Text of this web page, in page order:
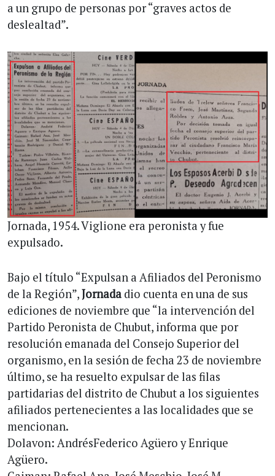
a un grupo de personas por “graves actos de
deslealtad”.
Jornada, 1954. Viglione era peronista y fue
expulsado.
Bajo el título “Expulsan a Afiliados del Peronismo
de la Región”,Jornada dio cuenta en una de sus
ediciones de noviembre que “la intervención del
Partido Peronista de Chubut, informa que por
resolución emanada del Consejo Superior del
organismo, en la sesión de fecha 23 de noviembre
último, se ha resuelto expulsar de las filas
partidarias del distrito de Chubut a los siguientes
afiliados pertenecientes a las localidades que se
mencionan.
Dolavon: AndrésFederico Agüero y Enrique
Agüero.